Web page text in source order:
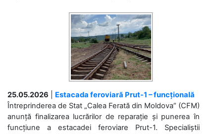
25.05.2026
Estacada feroviară Prut-1 – funcțională
Întreprinderea de Stat „Calea Ferată din Moldova” (CFM)
anunță finalizarea lucrărilor de reparație și punerea în
funcțiune a estacadei feroviare Prut-1. Specialiștii